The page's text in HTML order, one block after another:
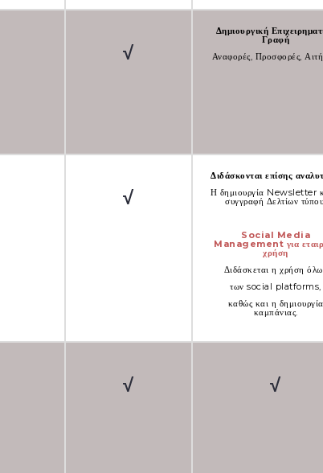
√
Δημιουργική
Γραφή
Αναφορές, Προσφορές,
√
Διδάσκονται επίσης
Η δημιουργία Newsletter
συγγραφή Δελτίων
Social Media
Management για
χρήση
Διδάσκεται η χρήση
των social platforms,
καθώς και η δημιουργία
καμπάνιας.
√ √